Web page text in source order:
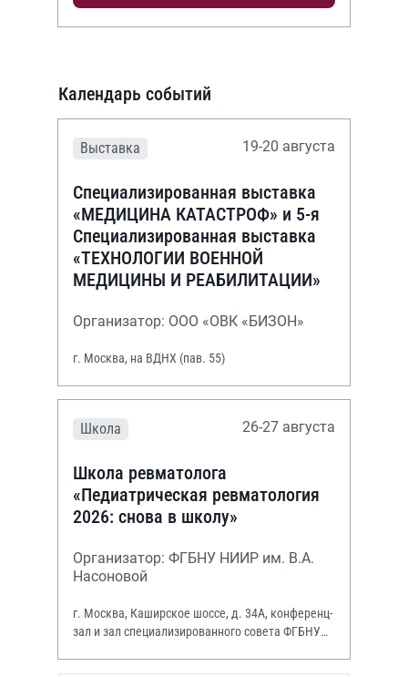
Календарь событий
Выставка 19-20 августа
Специализированная выставка
«МЕДИЦИНА КАТАСТРОФ» и 5-я
Специализированная выставка
«ТЕХНОЛОГИИ ВОЕННОЙ
МЕДИЦИНЫ И РЕАБИЛИТАЦИИ»
Организатор: ООО «ОВК «БИЗОН»
г. Москва, на ВДНХ (пав. 55)
Школа 26-27 августа
Школа ревматолога
«Педиатрическая ревматология
2026: снова в школу»
Организатор: ФГБНУ НИИР им. В.А.
Насоновой
г. Москва, Каширское шоссе, д. 34А, конференц-
зал и зал специализированного совета ФГБНУ